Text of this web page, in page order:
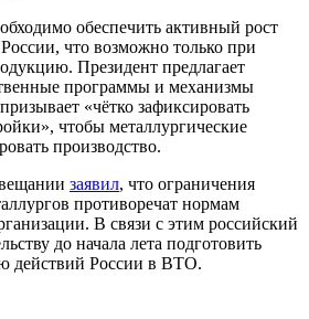
обеспечить активный рост
что возможно только при
Президент предлагает
программы и механизмы
«чётко зафиксировать
чтобы металлургические
производство.
заявил, что ограничения
противоречат нормам
В связи с этим российский
до начала лета подготовить
действий России в ВТО.